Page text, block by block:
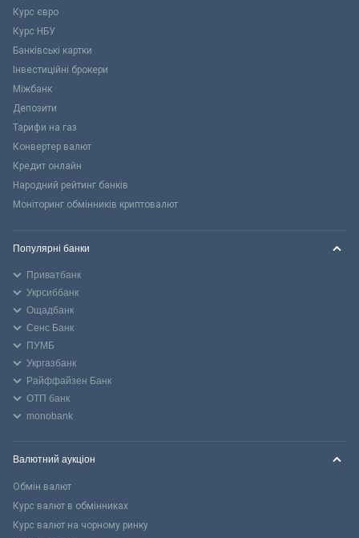
Курс євро
Курс НБУ
Банківські картки
Інвестиційні брокери
Міжбанк
Депозити
Тарифи на газ
Конвертер валют
Кредит онлайн
Народний рейтинг банків
Моніторинг обмінників криптовалют
Популярні банки
Приватбанк
Укрсиббанк
Ощадбанк
Сенс Банк
ПУМБ
Укргазбанк
Райффайзен Банк
ОТП банк
monobank
Валютний аукціон
Обмін валют
Курс валют в обмінниках
Курс валют на чорному ринку